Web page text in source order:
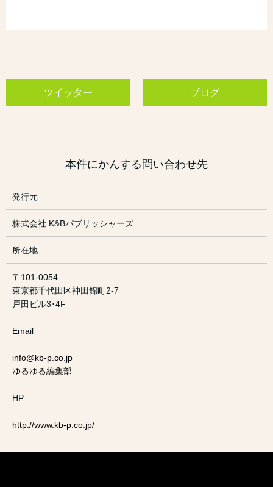
ツイッター ブログ
本件にかんする問い合わせ先
発行元
株式会社 K&Bパブリッシャーズ
所在地
〒101-0054
東京都千代田区神田錦町2-7
戸田ビル3･4F
Email
info@kb-p.co.jp
ゆるゆる編集部
HP
http://www.kb-p.co.jp/